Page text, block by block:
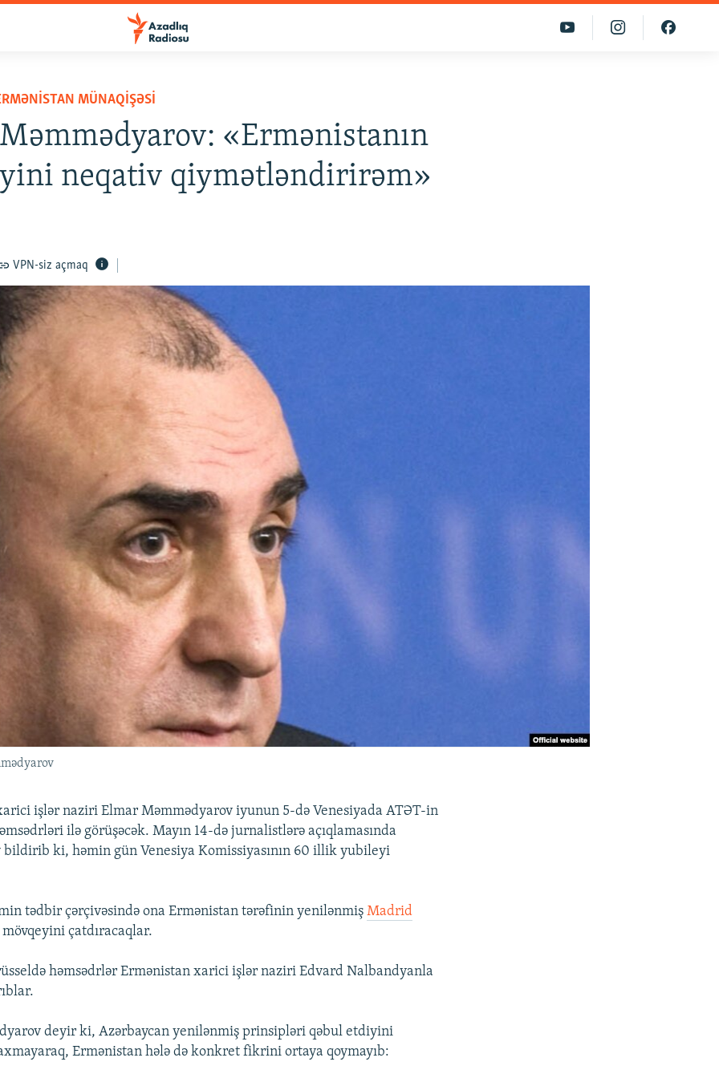
MÜNAQIŞƏSI
«Ermənistanın
neqativ qiymətləndirirəm»
VPN-siz açmaq
işlər naziri Elmar Məmmədyarov iyunun 5-də Venesiyada ATƏT-in
ilə görüşəcək. Mayın 14-də jurnalistlərə açıqlamasında
bildirib ki, həmin gün Venesiya Komissiyasının 60 illik yubileyi
tədbir çərçivəsində ona Ermənistan tərəfinin yenilənmişMadrid
mövqeyini çatdıracaqlar.
həmsədrlər Ermənistan xarici işlər naziri Edvard Nalbandyanla
deyir ki, Azərbaycan yenilənmiş prinsipləri qəbul etdiyini
Ermənistan hələ də konkret fikrini ortaya qoymayıb: